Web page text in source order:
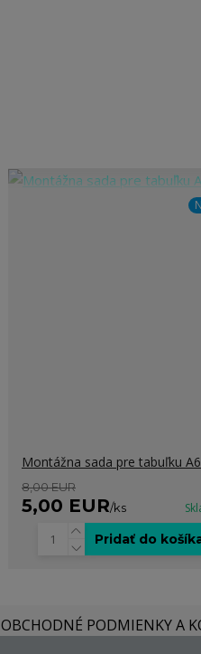
Montážna sada pre tabuľku A6
8,00 EUR
5,00 EUR/ks
Pridať do
OBCHODNÉ PODMIENKY A